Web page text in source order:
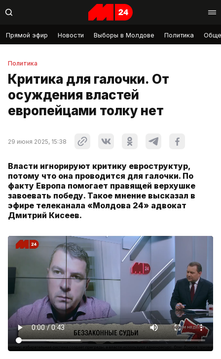
Прямой эфир Новости Выборы в Молдове Политика
Политика
Критика для галочки. От
осуждения властей
европейцами толку нет
29 июня 2025, 15:38
Власти игнорируют критику евроструктур,
потому что она проводится для галочки. По
факту Европа помогает правящей верхушке
завоевать победу. Такое мнение высказал в
эфире телеканала «Молдова 24» адвокат
Дмитрий Кисеев.